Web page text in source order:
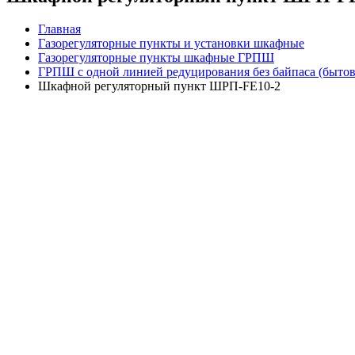
Главная
Газорегуляторные пункты и установки шкафные
Газорегуляторные пункты шкафные ГРПШ
ГРПШ с одной линией редуцирования без байпаса
Шкафной регуляторный пункт ШРП-FE10-2